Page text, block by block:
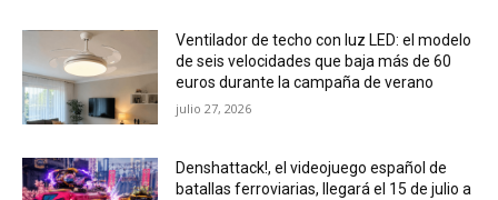
Ventilador de techo con luz LED: el modelo
de seis velocidades que baja más de 60
euros durante la campaña de verano
julio 27, 2026
Denshattack!, el videojuego español de
batallas ferroviarias, llegará el 15 de julio a